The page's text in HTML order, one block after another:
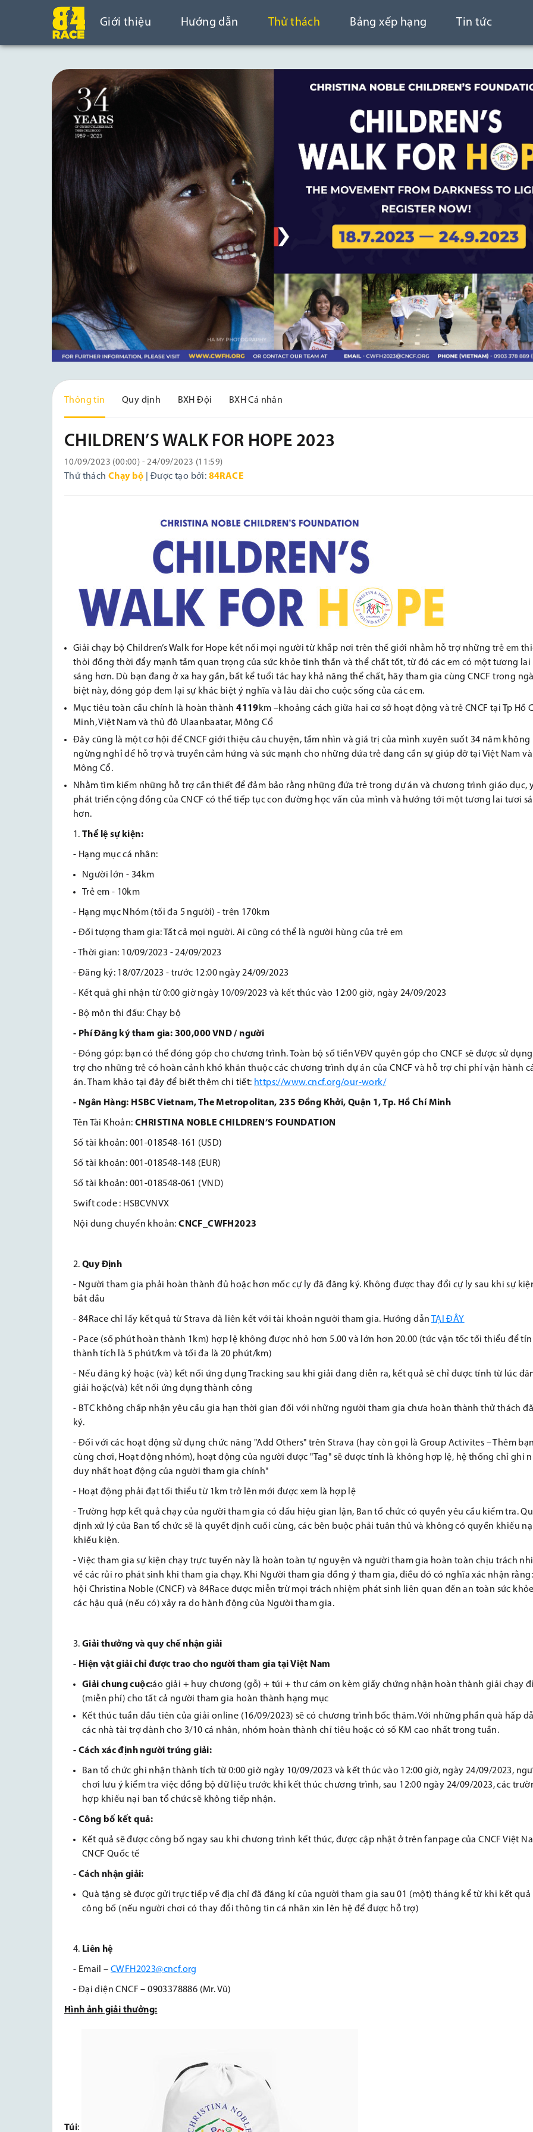
Giới thiệu Hướng dẫn Thử thách Bảng xếp hạng Tin tức
Thông tin Quy định BXH Đội BXH Cá nhân
CHILDREN’S WALK FOR HOPE 2023
10/09/2023 (00:00) - 24/09/2023 (11:59)
Thử thách Chạy bộ | Được tạo bởi: 84RACE
Giải chạy bộ Children’s Walk for Hope kết nối mọi người từ khắp nơi trên thế giới nhằm hỗ trợ những trẻ em
thòi đồng thời đẩy mạnh tầm quan trọng của sức khỏe tinh thần và thể chất tốt, từ đó các em có một tương lai
sáng hơn. Dù bạn đang ở xa hay gần, bất kể tuổi tác hay khả năng thể chất, hãy tham gia cùng CNCF trong
biệt này, đóng góp đem lại sự khác biệt ý nghĩa và lâu dài cho cuộc sống của các em.
Mục tiêu toàn cầu chính là hoàn thành4119km –khoảng cách giữa hai cơ sở hoạt động và trẻ CNCF tại Tp Hồ
Minh, Việt Nam và thủ đô Ulaanbaatar, Mông Cổ
Đây cũng là một cơ hội để CNCF giới thiệu câu chuyện, tầm nhìn và giá trị của mình xuyên suốt 34 năm không
ngừng nghỉ để hỗ trợ và truyền cảm hứng và sức mạnh cho những đứa trẻ đang cần sự giúp đỡ tại Việt Nam và
Mông Cổ.
Nhằm tìm kiếm những hỗ trợ cần thiết để đảm bảo rằng những đứa trẻ trong dự án và chương trình giáo dục,
phát triển cộng đồng của CNCF có thể tiếp tục con đường học vấn của mình và hướng tới một tương lai tươi
hơn.
Thể lệ sự kiện:
- Hạng mục cá nhân:
Người lớn - 34km
Trẻ em - 10km
- Hạng mục Nhóm (tối đa 5 người) - trên 170km
- Đối tượng tham gia: Tất cả mọi người. Ai cũng có thể là người hùng của trẻ em
- Thời gian: 10/09/2023 - 24/09/2023
- Đăng ký: 18/07/2023 - trước 12:00 ngày 24/09/2023
- Kết quả ghi nhận từ 0:00 giờ ngày 10/09/2023 và kết thúc vào 12:00 giờ, ngày 24/09/2023
- Bộ môn thi đấu: Chạy bộ
- PhíĐăng ký tham gia: 300,000 VND / người
- Đóng góp: bạn có thể đóng góp cho chương trình. Toàn bộ số tiền VĐV quyên góp cho CNCF sẽ được sử
trợ cho những trẻ có hoàn cảnh khó khăn thuộc các chương trình dự án của CNCF và hỗ trợ chi phí vận hành
án. Tham khảo tại đây để biết thêm chi tiết: https://www.cncf.org/our-work/
- Ngân Hàng: HSBC Vietnam, The Metropolitan, 235 Đồng Khởi, Quận 1, Tp. Hồ Chí Minh
Tên Tài Khoản: CHRISTINA NOBLE CHILDREN’S FOUNDATION
Số tài khoản: 001-018548-161 (USD)
Số tài khoản: 001-018548-148 (EUR)
Số tài khoản: 001-018548-061 (VND)
Swift code : HSBCVNVX
Nội dung chuyển khoản:CNCF_CWFH2023
Quy Định
- Người tham gia phải hoàn thành đủ hoặc hơn mốc cự ly đã đăng ký. Không được thay đổi cự ly sau khi sự
bắt đầu
- 84Race chỉ lấy kết quả từ Strava đã liên kết với tài khoản người tham gia. Hướng dẫn TẠI ĐÂY
- Pace (số phút hoàn thành 1km) hợp lệ không được nhỏ hơn 5.00 và lớn hơn 20.00 (tức vận tốc tối thiểu để
thành tích là 5 phút/km và tối đa là 20 phút/km)
- Nếu đăng ký hoặc (và) kết nối ứng dụng Tracking sau khi giải đang diễn ra, kết quả sẽ chỉ được tính từ lúc
giải hoặc(và) kết nối ứng dụng thành công
- BTC không chấp nhận yêu cầu gia hạn thời gian đối với những người tham gia chưa hoàn thành thử thách
ký.
- Đối với các hoạt động sử dụng chức năng "Add Others" trên Strava (hay còn gọi là Group Activites – Thêm bạn
cùng chơi, Hoạt động nhóm), hoạt động của người được "Tag" sẽ được tính là không hợp lệ, hệ thống chỉ ghi
duy nhất hoạt động của người tham gia chính"
- Hoạt động phải đạt tối thiểu từ 1km trở lên mới được xem là hợp lệ
- Trường hợp kết quả chạy của người tham gia có dấu hiệu gian lận, Ban tổ chức có quyền yêu cầu kiểm tra.
định xử lý của Ban tổ chức sẽ là quyết định cuối cùng, các bên buộc phải tuân thủ và không có quyền khiếu
khiếu kiện.
- Việc tham gia sự kiện chạy trực tuyến này là hoàn toàn tự nguyện và người tham gia hoàn toàn chịu trách
về các rủi ro phát sinh khi tham gia chạy. Khi Người tham gia đồng ý tham gia, điều đó có nghĩa xác nhận
hội Christina Noble (CNCF) và 84Race được miễn trừ mọi trách nhiệm phát sinh liên quan đến an toàn sức
các hậu quả (nếu có) xảy ra do hành động của Người tham gia.
Giải thưởng và quy chế nhận giải
- Hiện vật giải chỉ được trao cho người tham gia tại Việt Nam
Giải chung cuộc:áo giải + huy chương (gỗ) + túi + thư cám ơn kèm giấy chứng nhận hoàn thành giải chạy
(miễn phí) cho tất cả người tham gia hoàn thành hạng mục
Kết thúc tuần đầu tiên của giải online (16/09/2023) sẽ có chương trình bốc thăm. Với những phần quà hấp
các nhà tài trợ dành cho 3/10 cá nhân, nhóm hoàn thành chỉ tiêu hoặc có số KM cao nhất trong tuần.
- Cách xác định người trúng giải:
Ban tổ chức ghi nhận thành tích từ 0:00 giờ ngày 10/09/2023 và kết thúc vào 12:00 giờ, ngày 24/09/2023,
chơi lưu ý kiểm tra việc đồng bộ dữ liệu trước khi kết thúc chương trình, sau 12:00 ngày 24/09/2023, các
hợp khiếu nại ban tổ chức sẽ không tiếp nhận.
- Công bố kết quả:
Kết quả sẽ được công bố ngay sau khi chương trình kết thúc, được cập nhật ở trên fanpage của CNCF Việt
CNCF Quốc tế
- Cách nhận giải:
Quà tặng sẽ được gửi trực tiếp về địa chỉ đã đăng kí của người tham gia sau 01 (một) tháng kể từ khi kết quả
công bố (nếu người chơi có thay đổi thông tin cá nhân xin lên hệ để được hỗ trợ)
Liên hệ
- Email –CWFH2023@cncf.org
- Đại diện CNCF – 0903378886 (Mr. Vũ)
Hình ảnh giải thưởng:
Túi: